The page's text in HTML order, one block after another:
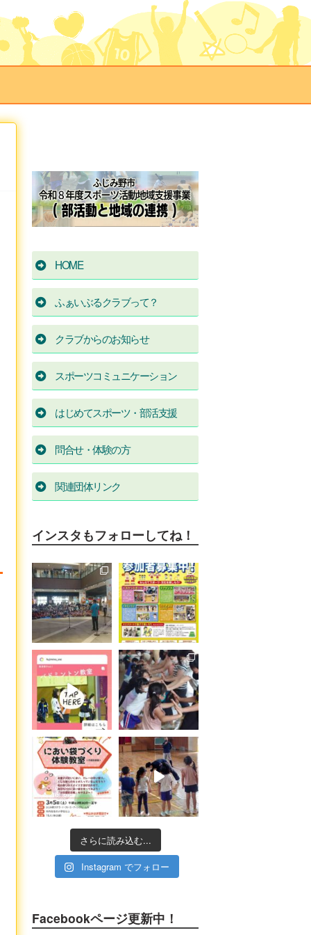
HOME
ふぁいぶるクラブって？
クラブからのお知らせ
スポーツコミュニケーション
はじめてスポーツ・部活支援
問合せ・体験の方
関連団体リンク
インスタもフォローしてね！
さらに読み込む...
Instagram でフォロー
Facebookページ更新中！